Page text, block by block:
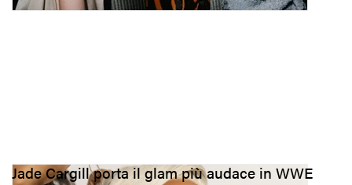
Jade Cargill porta il glam più audace in WWE